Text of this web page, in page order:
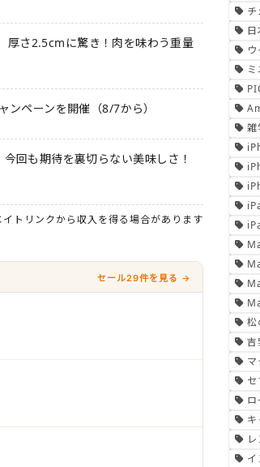
厚さ2.5cmに驚き！肉を味わう重量
ンペーンを開催（8/7から）
回も期待を裏切らない美味しさ！
イトリンクから収入を得る場合があります
セール29件を見る →
チ
雑
松
吉
ロ